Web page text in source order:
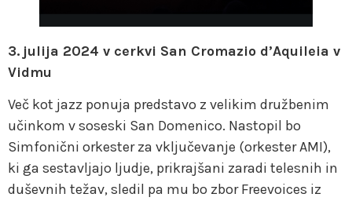
3. julija 2024 v cerkvi San Cromazio d’Aquileia v
Vidmu
Več kot jazz ponuja predstavo z velikim družbenim
učinkom v soseski San Domenico. Nastopil bo
Simfonični orkester za vključevanje (orkester AMI),
ki ga sestavljajo ljudje, prikrajšani zaradi telesnih in
duševnih težav, sledil pa mu bo zbor Freevoices iz